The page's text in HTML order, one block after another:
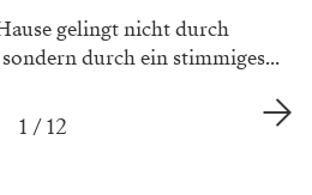
gelingt nicht durch
durch ein stimmiges...
1 /12